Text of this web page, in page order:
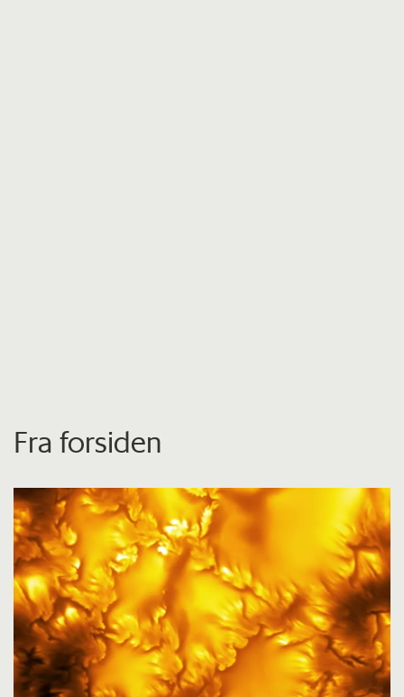
Fra forsiden